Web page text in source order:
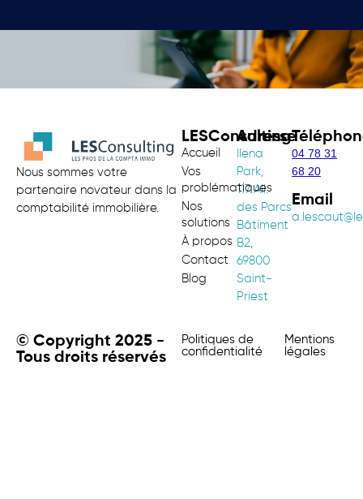
Nous sommes votre
partenaire novateur dans la
comptabilité immobilière.
LESConsulting
Accueil
Vos
problématiques
Nos
solutions
À propos
Contact
Blog
Adresse
Ilena
Park,
117 All.
des Parcs
Bâtiment
B2,
69800
Saint-
Priest
04 78 31
68 20
Email
© Copyright 2025 -
Tous droits réservés
Mentions
légales
Politiques de
confidentialité